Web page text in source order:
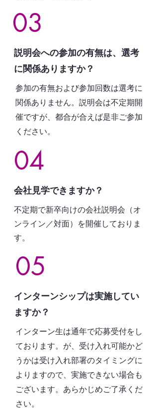
03
説明会への参加の有無は、選考
に関係ありますか？
参加の有無および参加回数は選考に
関係ありません。説明会は不定期開
催ですが、都合が合えば是非ご参加
ください。
04
会社見学できますか？
不定期で新卒向けの会社説明会（オ
ンライン／対面）を開催しておりま
す。
05
インターンシップは実施してい
ますか？
インターン生は通年で応募受付をし
ております。が、受け入れ可能かど
うかは受け入れ部署のタイミングに
よりますので、実施できない場合も
ございます。あらかじめご了承くだ
さい。